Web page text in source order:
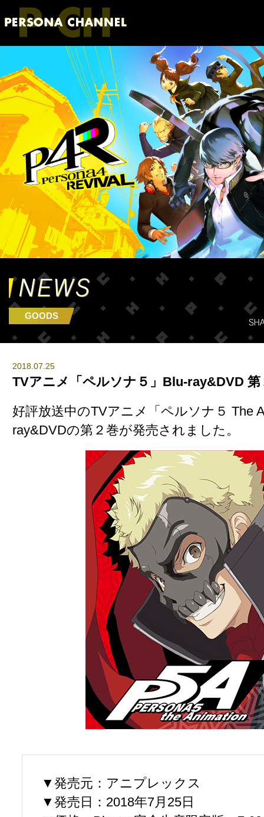
GOODS
2018.07.25
TVアニメ「ペルソナ５」Blu-ray&DVD 第
好評放送中のTVアニメ「ペルソナ５ The
ray&DVDの第２巻が発売されました。
▼発売元：アニプレックス
▼発売日：2018年7月25日